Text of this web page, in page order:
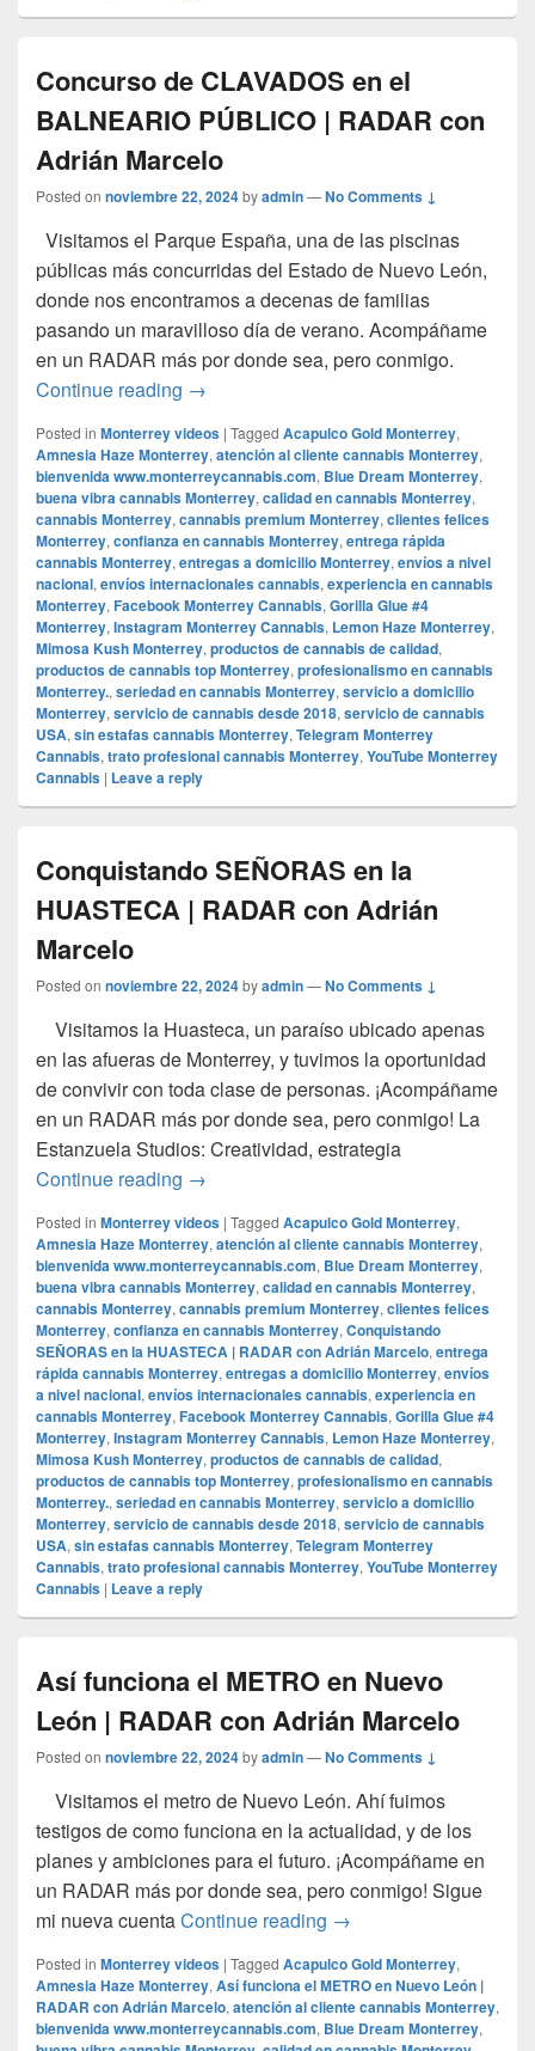
Concurso de CLAVADOS en el
BALNEARIO PÚBLICO | RADAR con
Adrián Marcelo
Posted on noviembre 22, 2024byadmin—No Comments ↓
Visitamos el Parque España, una de las piscinas
públicas más concurridas del Estado de Nuevo León,
donde nos encontramos a decenas de familias
pasando un maravilloso día de verano. Acompáñame
en un RADAR más por donde sea, pero conmigo.
Continue reading Concurso de CLAVADOS en el
→
Posted in Monterrey videos | Tagged Acapulco Gold Monterrey,
Amnesia Haze Monterrey, atención al cliente cannabis Monterrey,
bienvenida www.monterreycannabis.com, Blue Dream Monterrey,
buena vibra cannabis Monterrey, calidad en cannabis Monterrey,
cannabis Monterrey, cannabis premium Monterrey, clientes felices
Monterrey, confianza en cannabis Monterrey, entrega rápida
cannabis Monterrey, entregas a domicilio Monterrey, envíos a nivel
nacional, envíos internacionales cannabis, experiencia en cannabis
Monterrey, Facebook Monterrey Cannabis, Gorilla Glue #4
Monterrey, Instagram Monterrey Cannabis, Lemon Haze Monterrey,
Mimosa Kush Monterrey, productos de cannabis de calidad,
productos de cannabis top Monterrey, profesionalismo en cannabis
Monterrey., seriedad en cannabis Monterrey, servicio a domicilio
Monterrey, servicio de cannabis desde 2018, servicio de cannabis
USA, sin estafas cannabis Monterrey, Telegram Monterrey
Cannabis, trato profesional cannabis Monterrey, YouTube Monterrey
Cannabis | Leave a reply
Conquistando SEÑORAS en la
HUASTECA | RADAR con Adrián
Marcelo
Posted on noviembre 22, 2024byadmin—No Comments ↓
Visitamos la Huasteca, un paraíso ubicado apenas
en las afueras de Monterrey, y tuvimos la oportunidad
de convivir con toda clase de personas. ¡Acompáñame
en un RADAR más por donde sea, pero conmigo! La
Estanzuela Studios: Creatividad, estrategia
Continue reading Conquistando SEÑORAS en la
→
Posted in Monterrey videos | Tagged Acapulco Gold Monterrey,
Amnesia Haze Monterrey, atención al cliente cannabis Monterrey,
bienvenida www.monterreycannabis.com, Blue Dream Monterrey,
buena vibra cannabis Monterrey, calidad en cannabis Monterrey,
cannabis Monterrey, cannabis premium Monterrey, clientes felices
Monterrey, confianza en cannabis Monterrey, Conquistando
SEÑORAS en la HUASTECA | RADAR con Adrián Marcelo, entrega
rápida cannabis Monterrey, entregas a domicilio Monterrey, envíos
a nivel nacional, envíos internacionales cannabis, experiencia en
cannabis Monterrey, Facebook Monterrey Cannabis, Gorilla Glue #4
Monterrey, Instagram Monterrey Cannabis, Lemon Haze Monterrey,
Mimosa Kush Monterrey, productos de cannabis de calidad,
productos de cannabis top Monterrey, profesionalismo en cannabis
Monterrey., seriedad en cannabis Monterrey, servicio a domicilio
Monterrey, servicio de cannabis desde 2018, servicio de cannabis
USA, sin estafas cannabis Monterrey, Telegram Monterrey
Cannabis, trato profesional cannabis Monterrey, YouTube Monterrey
Cannabis | Leave a reply
Así funciona el METRO en Nuevo
León | RADAR con Adrián Marcelo
Posted on noviembre 22, 2024byadmin—No Comments ↓
Visitamos el metro de Nuevo León. Ahí fuimos
testigos de como funciona en la actualidad, y de los
planes y ambiciones para el futuro. ¡Acompáñame en
un RADAR más por donde sea, pero conmigo! Sigue
mi nueva cuentaContinue reading Así funciona el
→
Posted in Monterrey videos | Tagged Acapulco Gold Monterrey,
Amnesia Haze Monterrey, Así funciona el METRO en Nuevo León |
RADAR con Adrián Marcelo, atención al cliente cannabis Monterrey,
bienvenida www.monterreycannabis.com, Blue Dream Monterrey,